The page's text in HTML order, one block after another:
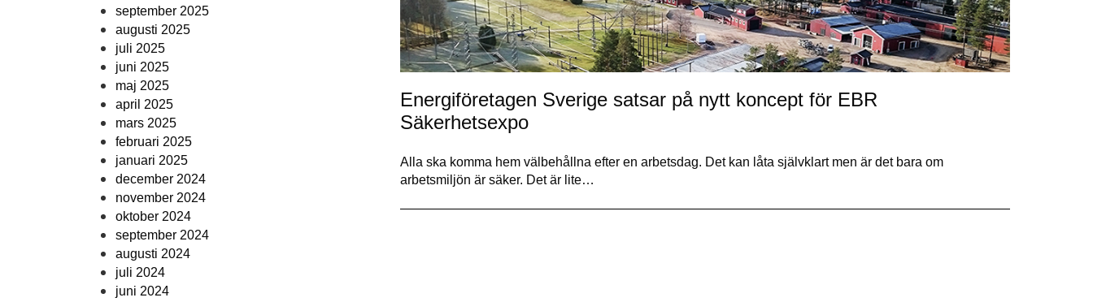
september 2025
augusti 2025
juli 2025
juni 2025
maj 2025
april 2025
mars 2025
februari 2025
januari 2025
december 2024
november 2024
oktober 2024
september 2024
augusti 2024
juli 2024
juni 2024
Energiföretagen Sverige satsar på nytt koncept för EBR
Säkerhetsexpo
Alla ska komma hem välbehållna efter en arbetsdag. Det kan låta självklart men är det bara om
arbetsmiljön är säker. Det är lite…